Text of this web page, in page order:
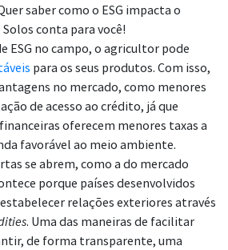
saber como o ESG impacta o
conta para você!
ESG no campo, o agricultor pode
para os seus produtos. Com isso,
no mercado, como menores
de acesso ao crédito, já que
oferecem menores taxas a
favorável ao meio ambiente.
se abrem, como a do mercado
porque países desenvolvidos
relações exteriores através
. Uma das maneiras de facilitar
de forma transparente, uma